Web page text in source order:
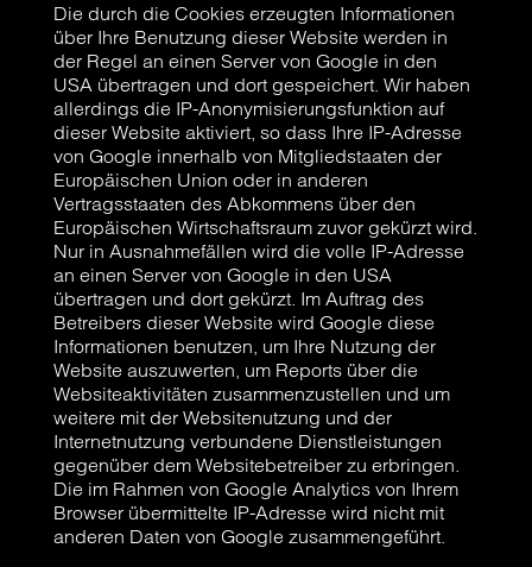
Die durch die Cookies erzeugten Informationen
über Ihre Benutzung dieser Website werden in
der Regel an einen Server von Google in den
USA übertragen und dort gespeichert. Wir haben
allerdings die IP-Anonymisierungsfunktion auf
dieser Website aktiviert, so dass Ihre IP-Adresse
von Google innerhalb von Mitgliedstaaten der
Europäischen Union oder in anderen
Vertragsstaaten des Abkommens über den
Europäischen Wirtschaftsraum zuvor gekürzt wird.
Nur in Ausnahmefällen wird die volle IP-Adresse
an einen Server von Google in den USA
übertragen und dort gekürzt. Im Auftrag des
Betreibers dieser Website wird Google diese
Informationen benutzen, um Ihre Nutzung der
Website auszuwerten, um Reports über die
Websiteaktivitäten zusammenzustellen und um
weitere mit der Websitenutzung und der
Internetnutzung verbundene Dienstleistungen
gegenüber dem Websitebetreiber zu erbringen.
Die im Rahmen von Google Analytics von Ihrem
Browser übermittelte IP-Adresse wird nicht mit
anderen Daten von Google zusammengeführt.